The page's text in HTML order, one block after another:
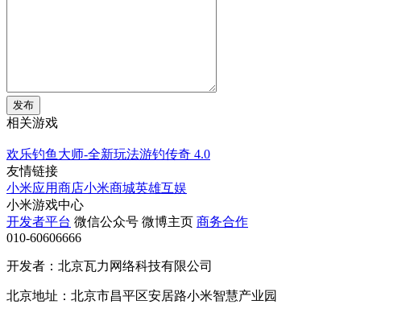
发布
相关游戏
欢乐钓鱼大师-全新玩法游钓传奇 4.0
友情链接
小米应用商店小米商城英雄互娱
小米游戏中心
开发者平台 微信公众号 微博主页 商务合作
010-60606666
开发者：北京瓦力网络科技有限公司
北京地址：北京市昌平区安居路小米智慧产业园